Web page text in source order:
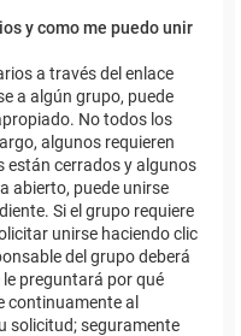
y como me puedo unir
a través del enlace
a algún grupo, puede
No todos los
algunos requieren
están cerrados y algunos
abierto, puede unirse
Si el grupo requiere
unirse haciendo clic
del grupo deberá
preguntará por qué
continuamente al
solicitud; seguramente